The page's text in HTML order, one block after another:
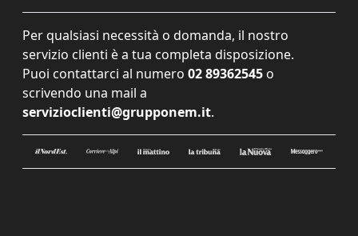
Per qualsiasi necessità o domanda, il nostro
servizio clienti è a tua completa disposizione.
Puoi contattarci al numero 02 89362545 o
scrivendo una mail a
servizioclienti@grupponem.it.